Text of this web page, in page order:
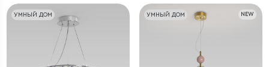
УМНЫЙ ДОМ УМНЫЙ ДОМ NEW